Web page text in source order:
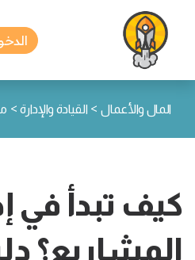
المال والأعمال > القيادة والإدارة >
كيف تبدأ في
المشاريع؟